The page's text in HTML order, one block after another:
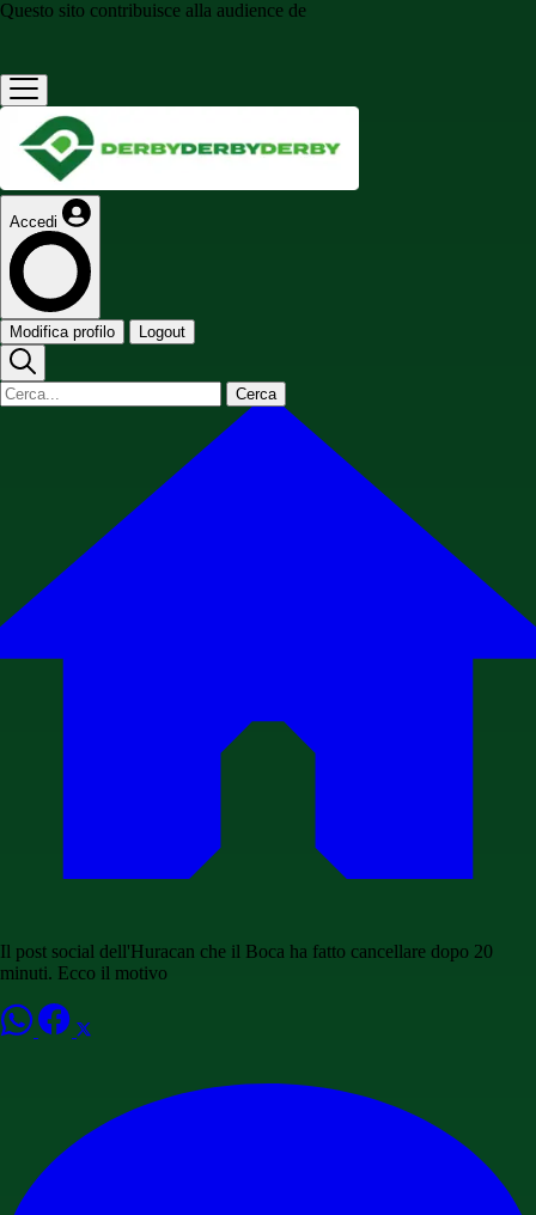
Questo sito contribuisce alla audience de
Accedi
Modifica profilo Logout
Cerca
Il post social dell'Huracan che il Boca ha fatto cancellare dopo 20
minuti. Ecco il motivo